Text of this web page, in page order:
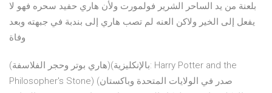
بلعنة من يد الساحر الشرير فولمورت ولأن هاري حفيد سحره فهو لا
يفعل إلى الخير ولاكن العنه لم تصب هاري إلى بندبة في جبهته وبعد
وفاة
(هاري بوتر وحجر الفلاسفة)(بالإنكليزية: Harry Potter and the
Philosopher's Stone) (صدر في الولايات المتحدة وباكستان